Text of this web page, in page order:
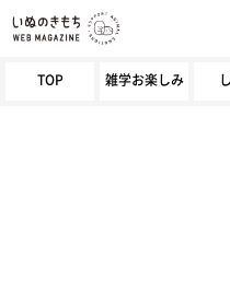
TOP 雑学お楽しみ